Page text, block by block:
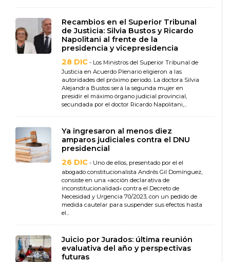
Recambios en el Superior Tribunal
de Justicia: Silvia Bustos y Ricardo
Napolitani al frente de la
presidencia y vicepresidencia
28 DIC - Los Ministros del Superior Tribunal de
Justicia en Acuerdo Plenario eligieron a las
autoridades del próximo periodo. La doctora Silvia
Alejandra Bustos será la segunda mujer en
presidir el máximo órgano judicial provincial,
secundada por el doctor Ricardo Napolitani,...
Ya ingresaron al menos diez
amparos judiciales contra el DNU
presidencial
26 DIC - Uno de ellos, presentado por el el
abogado constitucionalista Andrés Gil Domínguez,
consiste en una «acción declarativa de
inconstitucionalidad» contra el Decreto de
Necesidad y Urgencia 70/2023, con un pedido de
medida cautelar para suspender sus efectos hasta
el...
Juicio por Jurados: última reunión
evaluativa del año y perspectivas
futuras